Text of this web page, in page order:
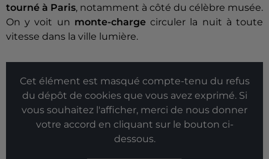
tourné à Paris, notamment à côté du célèbre musée.
On y voit un monte-chargecirculer la nuit à toute
vitesse dans la ville lumière.
Cet élément est masqué compte-tenu du refus
du dépôt de cookies que vous avez exprimé. Si
vous souhaitez l'afficher, merci de nous donner
votre accord en cliquant sur le bouton ci-
dessous.